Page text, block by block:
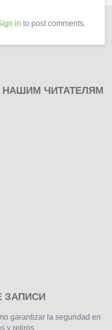
in to post comments.
НАШИМ ЧИТАТЕЛЯМ
ЗАПИСИ
garantizar la seguridad en
y retiros